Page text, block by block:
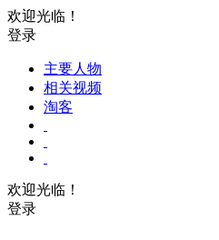
欢迎光临！
登录
主要人物
相关视频
淘客
欢迎光临！
登录